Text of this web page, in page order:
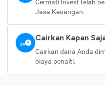
Cermati Invest telah
Jasa Keuangan.
Cairkan Kapan
Cairkan dana Anda
biaya penalti.